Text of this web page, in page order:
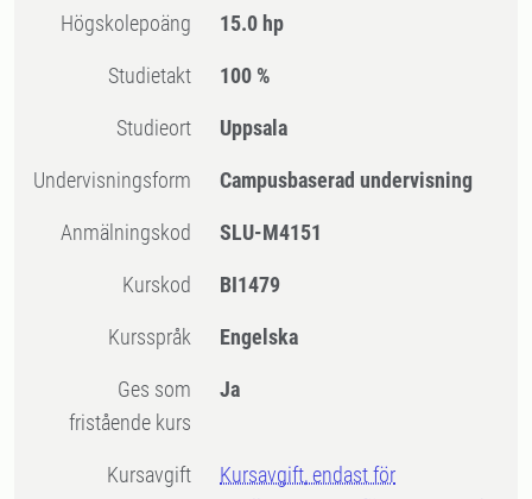
högskolepoäng 15.0 hp
Studietakt 100 %
Studieort Uppsala
Undervisningsform Campusbaserad undervisning
Anmälningskod SLU-M4151
Kurskod BI1479
Kursspråk Engelska
Ges som
fristående kurs
Ja
Kursavgift
Kursavgift, endast för